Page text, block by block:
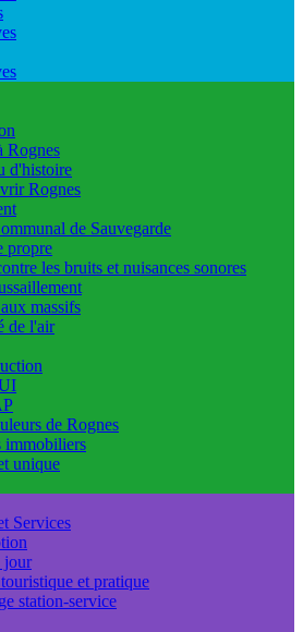
Rognes
d'histoire
Rognes
de Sauvegarde
propre
les bruits et nuisances sonores
massifs
de l'air
de Rognes
immobiliers
unique
Services
jour
et pratique
station-service